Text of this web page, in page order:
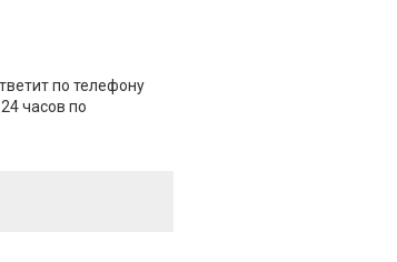
по телефону
часов по